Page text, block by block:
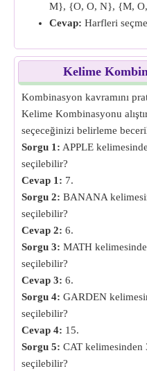
M}, {O, O, N}, {M,
Cevap: Harfleri
Kelime
Kombinasyon kavramını
Kelime Kombinasyonu
seçeceğinizi belirleme
Sorgu 1: APPLE
seçilebilir?
Cevap 1: 7.
Sorgu 2: BANANA
seçilebilir?
Cevap 2: 6.
Sorgu 3: MATH
seçilebilir?
Cevap 3: 6.
Sorgu 4: GARDEN
seçilebilir?
Cevap 4: 15.
Sorgu 5: CAT kelimesinden
seçilebilir?